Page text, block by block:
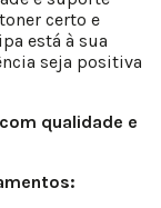
certo e
está à sua
seja positiva
qualidade e